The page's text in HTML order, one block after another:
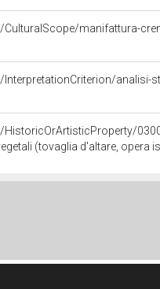
manifattura-
analisi-
(tovaglia d'altare,